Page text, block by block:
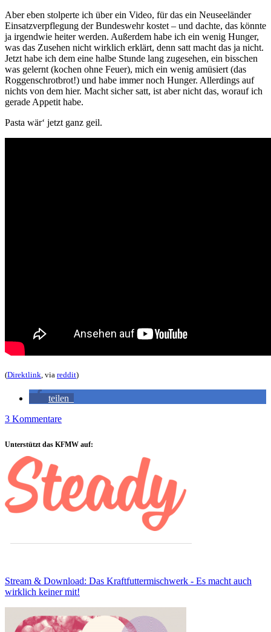
Aber eben stolperte ich über ein Video, für das ein Neuseeländer
Einsatzverpflegung der Bundeswehr kostet – und dachte, das könnte
ja irgendwie heiter werden. Außerdem habe ich ein wenig Hunger,
was das Zusehen nicht wirklich erklärt, denn satt macht das ja nicht.
Jetzt habe ich dem eine halbe Stunde lang zugesehen, ein bisschen
was gelernt (kochen ohne Feuer), mich ein wenig amüsiert (das
Roggenschrotbrot!) und habe immer noch Hunger. Allerdings auf
nichts von dem hier. Macht sicher satt, ist aber nicht das, worauf ich
gerade Appetit habe.
Pasta wär‘ jetzt ganz geil.
(Direktlink , via reddit)
teilen
3 Kommentare
Sidebar
Unterstützt das KFMW auf:
Stream & Download: Das Kraftfuttermischwerk - Es macht auch
wirklich keiner mit!